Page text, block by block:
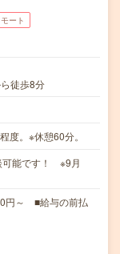
ート
徒歩8分
。※休憩60分。
能です！ ※9月
円～ ■給与の前払